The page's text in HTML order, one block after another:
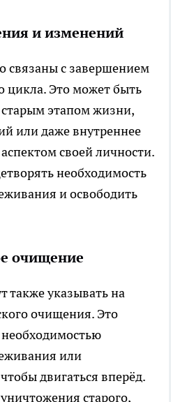
и изменений
связаны с завершением
цикла. Это может быть
этапом жизни,
или даже внутреннее
своей личности.
необходимость
и освободить
очищение
также указывать на
очищения. Это
или
двигаться вперёд.
старого,